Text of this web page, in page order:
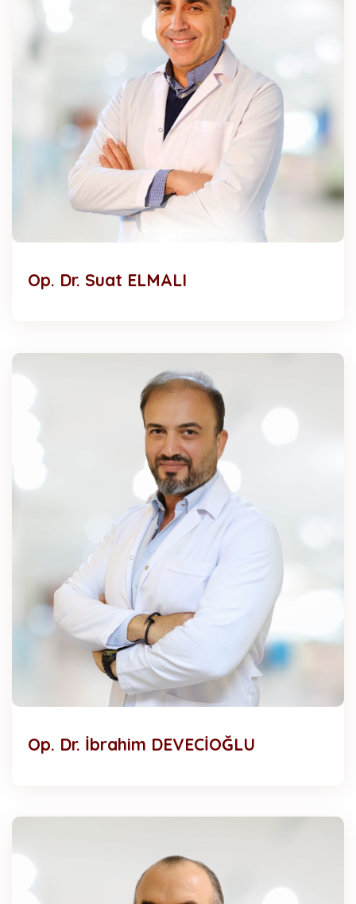
Op. Dr. Suat ELMALI
Op. Dr. İbrahim DEVECİOĞLU